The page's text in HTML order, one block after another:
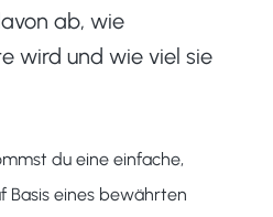
ab, wie
wird und wie viel sie
du eine einfache,
Basis eines bewährten